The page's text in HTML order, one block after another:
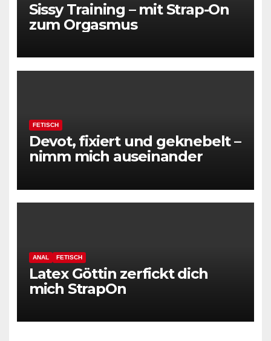
Sissy Training – mit Strap-On
zum Orgasmus
FETISCH
Devot, fixiert und geknebelt –
nimm mich auseinander
ANAL FETISCH
Latex Göttin zerfickt dich
mich StrapOn